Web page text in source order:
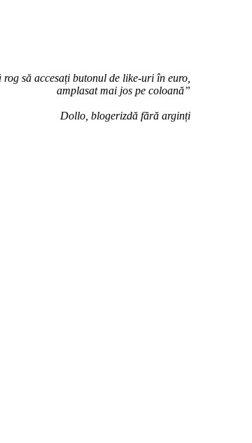
să accesați butonul de like-uri în euro,
amplasat mai jos pe coloană”
Dollo, blogerizdă fără arginți